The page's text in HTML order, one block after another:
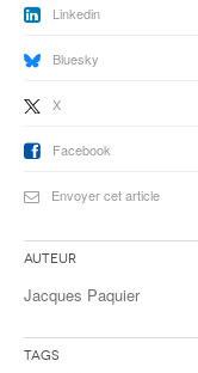
Linkedin
Bluesky
X
Facebook
Envoyer cet article
Auteur
Jacques Paquier
Tags